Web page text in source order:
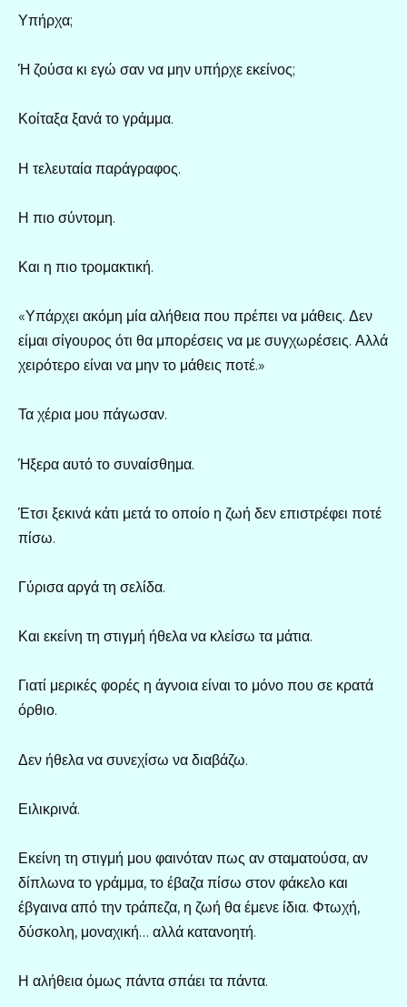
Υπήρχα;
Ή ζούσα κι εγώ σαν να μην υπήρχε εκείνος;
Κοίταξα ξανά το γράμμα.
Η τελευταία παράγραφος.
Η πιο σύντομη.
Και η πιο τρομακτική.
«Υπάρχει ακόμη μία αλήθεια που πρέπει να μάθεις. Δεν
είμαι σίγουρος ότι θα μπορέσεις να με συγχωρέσεις. Αλλά
χειρότερο είναι να μην το μάθεις ποτέ.»
Τα χέρια μου πάγωσαν.
Ήξερα αυτό το συναίσθημα.
Έτσι ξεκινά κάτι μετά το οποίο η ζωή δεν επιστρέφει ποτέ
πίσω.
Γύρισα αργά τη σελίδα.
Και εκείνη τη στιγμή ήθελα να κλείσω τα μάτια.
Γιατί μερικές φορές η άγνοια είναι το μόνο που σε κρατά
όρθιο.
Δεν ήθελα να συνεχίσω να διαβάζω.
Ειλικρινά.
Εκείνη τη στιγμή μου φαινόταν πως αν σταματούσα, αν
δίπλωνα το γράμμα, το έβαζα πίσω στον φάκελο και
έβγαινα από την τράπεζα, η ζωή θα έμενε ίδια. Φτωχή,
δύσκολη, μοναχική… αλλά κατανοητή.
Η αλήθεια όμως πάντα σπάει τα πάντα.